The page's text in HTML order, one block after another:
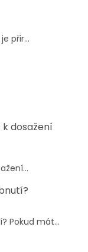
přir...
dosažení
Pokud mát...